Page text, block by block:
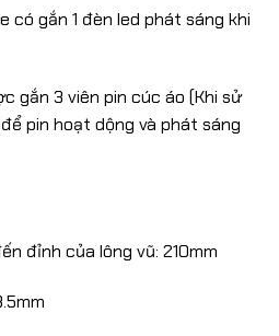
có gắn 1 đèn led phát sáng khi
gắn 3 viên pin cúc áo (Khi sử
pin hoạt dộng và phát sáng
đỉnh của lông vũ: 210mm